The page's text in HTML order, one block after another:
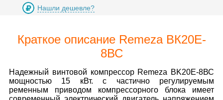
Нашли дешевле?
Краткое описание Remeza ВК20E-
8ВС
Надежный винтовой компрессор Remeza BK20E-8ВС
мощностью 15 кВт. с частично регулируемым
ременным приводом компрессорного блока имеет